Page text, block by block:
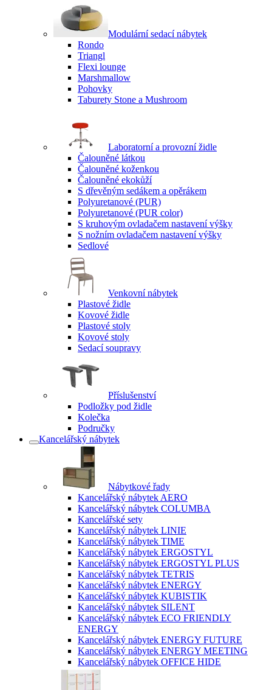
Modulární sedací nábytek
Rondo
Triangl
Flexi lounge
Marshmallow
Pohovky
Taburety Stone a Mushroom
Laboratorní a provozní židle
Čalouněné látkou
Čalouněné koženkou
Čalouněné ekokůží
S dřevěným sedákem a opěrákem
Polyuretanové (PUR)
Polyuretanové (PUR color)
S kruhovým ovladačem nastavení výšky
S nožním ovladačem nastavení výšky
Sedlové
Venkovní nábytek
Plastové židle
Kovové židle
Plastové stoly
Kovové stoly
Sedací soupravy
Příslušenství
Podložky pod židle
Kolečka
Područky
Kancelářský nábytek
Nábytkové řady
Kancelářský nábytek AERO
Kancelářský nábytek COLUMBA
Kancelářské sety
Kancelářský nábytek LINIE
Kancelářský nábytek TIME
Kancelářský nábytek ERGOSTYL
Kancelářský nábytek ERGOSTYL PLUS
Kancelářský nábytek TETRIS
Kancelářský nábytek ENERGY
Kancelářský nábytek KUBISTIK
Kancelářský nábytek SILENT
Kancelářský nábytek ECO FRIENDLY
ENERGY
Kancelářský nábytek ENERGY FUTURE
Kancelářský nábytek ENERGY MEETING
Kancelářský nábytek OFFICE HIDE